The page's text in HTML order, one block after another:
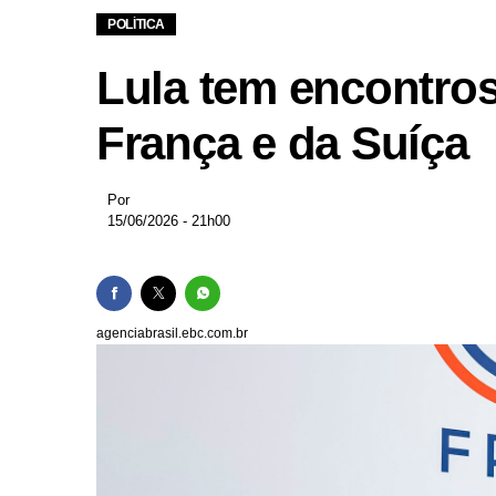
Hospital Adão Pereira
Rio de Janeiro
Ciclone extratropical
POLÍTICA
Lula tem
França e da Suíça
Por
15/06/2026 - 21h00
agenciabrasil.ebc.com.br